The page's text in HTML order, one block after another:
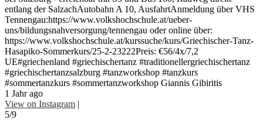
entlang der SalzachAutobahn A 10, AusfahrtAnmeldung über VHS
Tennengau:https://www.volkshochschule.at/ueber-
uns/bildungsnahversorgung/tennengau oder online über:
https://www.volkshochschule.at/kurssuche/kurs/Griechischer-Tanz-
Hasapiko-Sommerkurs/25-2-23222Preis: €56/4x/7,2
UE#griechenland #griechischertanz #traditionellergriechischertanz
#griechischertanzsalzburg #tanzworkshop #tanzkurs
#sommertanzkurs #sommertanzworkshop Giannis Gibiritis
1 Jahr ago
View on Instagram |
5/9